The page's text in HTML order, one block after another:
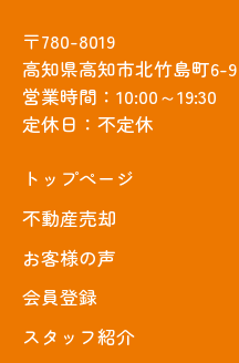
〒780-8019
高知県高知市北竹島町6-9
営業時間：10:00～19:30
定休日：不定休
トップぺージ
不動産売却
お客様の声
会員登録
スタッフ紹介